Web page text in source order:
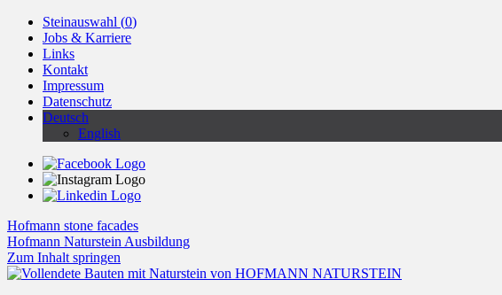
Steinauswahl (0)
Jobs & Karriere
Links
Kontakt
Impressum
Datenschutz
Deutsch
English
Hofmann stone facades
Hofmann Naturstein Ausbildung
Zum Inhalt springen